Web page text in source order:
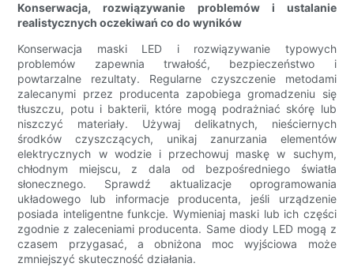
Konserwacja, rozwiązywanie problemów i ustalanie
realistycznych oczekiwań co do wyników
Konserwacja maski LED i rozwiązywanie typowych
problemów zapewnia trwałość, bezpieczeństwo i
powtarzalne rezultaty. Regularne czyszczenie metodami
zalecanymi przez producenta zapobiega gromadzeniu się
tłuszczu, potu i bakterii, które mogą podrażniać skórę lub
niszczyć materiały. Używaj delikatnych, nieściernych
środków czyszczących, unikaj zanurzania elementów
elektrycznych w wodzie i przechowuj maskę w suchym,
chłodnym miejscu, z dala od bezpośredniego światła
słonecznego. Sprawdź aktualizacje oprogramowania
układowego lub informacje producenta, jeśli urządzenie
posiada inteligentne funkcje. Wymieniaj maski lub ich części
zgodnie z zaleceniami producenta. Same diody LED mogą z
czasem przygasać, a obniżona moc wyjściowa może
zmniejszyć skuteczność działania.